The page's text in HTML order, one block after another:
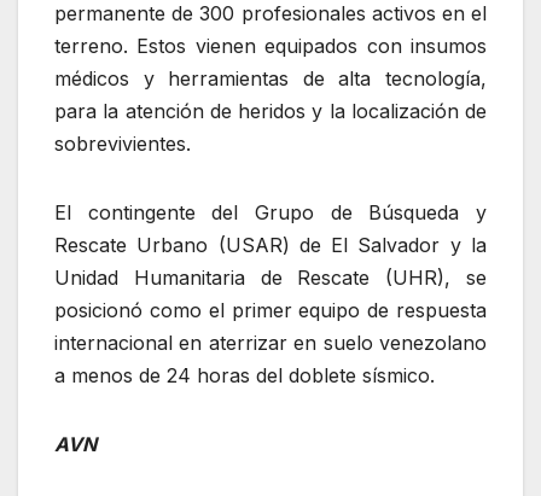
permanente de 300 profesionales activos en el
terreno. Estos vienen equipados con insumos
médicos y herramientas de alta tecnología,
para la atención de heridos y la localización de
sobrevivientes.
El contingente del Grupo de Búsqueda y
Rescate Urbano (USAR) de El Salvador y la
Unidad Humanitaria de Rescate (UHR), se
posicionó como el primer equipo de respuesta
internacional en aterrizar en suelo venezolano
a menos de 24 horas del doblete sísmico.
AVN